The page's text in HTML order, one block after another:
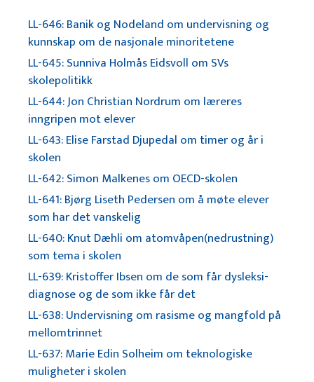
LL-646: Banik og Nodeland om undervisning og
kunnskap om de nasjonale minoritetene
LL-645: Sunniva Holmås Eidsvoll om SVs
skolepolitikk
LL-644: Jon Christian Nordrum om læreres
inngripen mot elever
LL-643: Elise Farstad Djupedal om timer og år i
skolen
LL-642: Simon Malkenes om OECD-skolen
LL-641: Bjørg Liseth Pedersen om å møte elever
som har det vanskelig
LL-640: Knut Dæhli om atomvåpen(nedrustning)
som tema i skolen
LL-639: Kristoffer Ibsen om de som får dysleksi-
diagnose og de som ikke får det
LL-638: Undervisning om rasisme og mangfold på
mellomtrinnet
LL-637: Marie Edin Solheim om teknologiske
muligheter i skolen